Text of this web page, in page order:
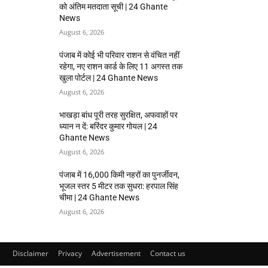
को अंतिम मतदाता सूची | 24 Ghante
News
August 6, 2026
पंजाब में कोई भी परिवार राशन से वंचित नहीं
रहेगा, नए राशन कार्ड के लिए 11 अगस्त तक
खुला पोर्टल | 24 Ghante News
August 6, 2026
भाखड़ा बांध पूरी तरह सुरक्षित, अफवाहों पर
ध्यान न दें: बरिंदर कुमार गोयल | 24
Ghante News
August 6, 2026
पंजाब में 16,000 किमी नहरों का पुनर्जीवन,
भूजल स्तर 5 मीटर तक सुधरा: हरपाल सिंह
चीमा | 24 Ghante News
August 6, 2026
Disclaimer Privacy Advertisement Contact us